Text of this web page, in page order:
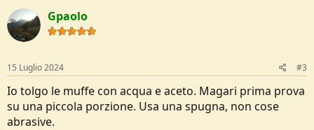
c
t
i
o
s
:
Gpaolo
15 Luglio 2024 #3
Io tolgo le muffe con acqua e aceto. Magari prima prova
su una piccola porzione. Usa una spugna, non cose
abrasive.